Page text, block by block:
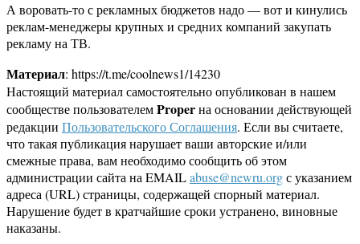
А воровать-то с рекламных бюджетов надо — вот и кинулись
реклам-менеджеры крупных и средних компаний закупать
рекламу на ТВ.
Материал: https://t.me/coolnews1/14230
Настоящий материал самостоятельно опубликован в нашем
сообществе пользователемProperна основании действующей
редакции Пользовательского Соглашения. Если вы считаете,
что такая публикация нарушает ваши авторские и/или
смежные права, вам необходимо сообщить об этом
администрации сайта на EMAILabuse@newru.orgс указанием
адреса (URL) страницы, содержащей спорный материал.
Нарушение будет в кратчайшие сроки устранено, виновные
наказаны.